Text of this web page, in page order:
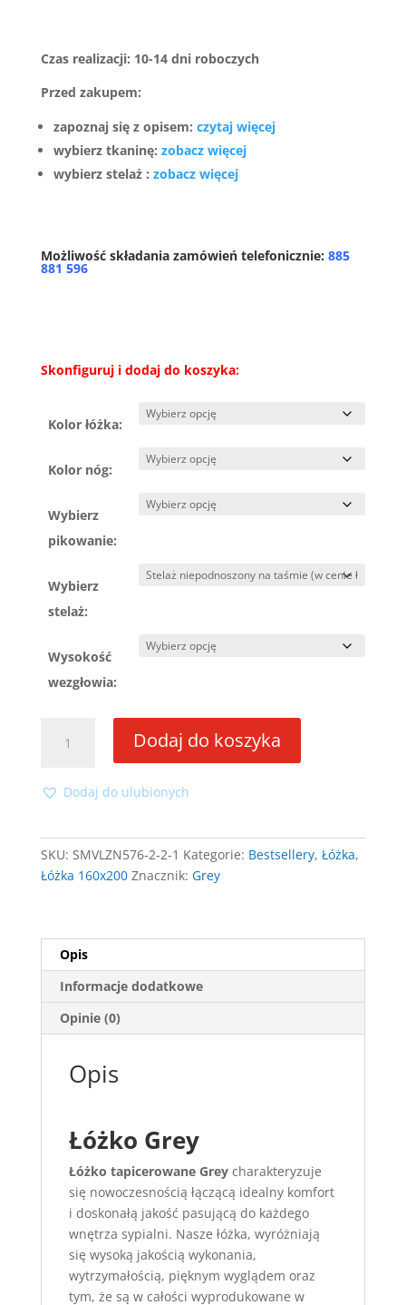
Czas realizacji: 10-14 dni roboczych
Przed zakupem:
zapoznaj się z opisem: czytaj więcej
wybierz tkaninę: zobacz więcej
wybierz stelaż : zobacz więcej
Możliwość składania zamówień telefonicznie: 885
881 596
Skonfiguruj i dodaj do koszyka:
Kolor łóżka:
Kolor nóg:
Wybierz
pikowanie:
Wybierz
stelaż:
Wysokość
wezgłowia:
Łóżko
160x200
Dodaj do koszyka
Dodaj do ulubionych
SKU: SMVLZN576-2-2-1 Kategorie: Bestsellery, Łóżka,
Łóżka 160x200 Znacznik: Grey
Opis
Informacje dodatkowe
Opinie (0)
Opis
Łóżko Grey
Łóżko tapicerowane Grey charakteryzuje
się nowoczesnością łączącą idealny komfort
i doskonałą jakość pasującą do każdego
wnętrza sypialni. Nasze łóżka, wyróżniają
się wysoką jakością wykonania,
wytrzymałością, pięknym wyglądem oraz
tym, że są w całości wyprodukowane w